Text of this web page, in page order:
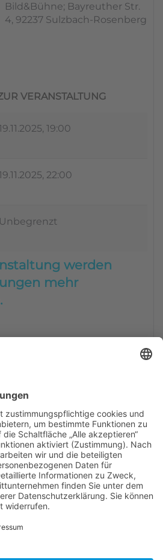
Bild&Bühne; Bayreuther Str.
4, 92237 Sulzbach-Rosenberg
VERANSTALTUNG
19:00
22:00
Unbegrenzt
werden
mehr
SULZBACH-ROSENBERG
sulzbach-